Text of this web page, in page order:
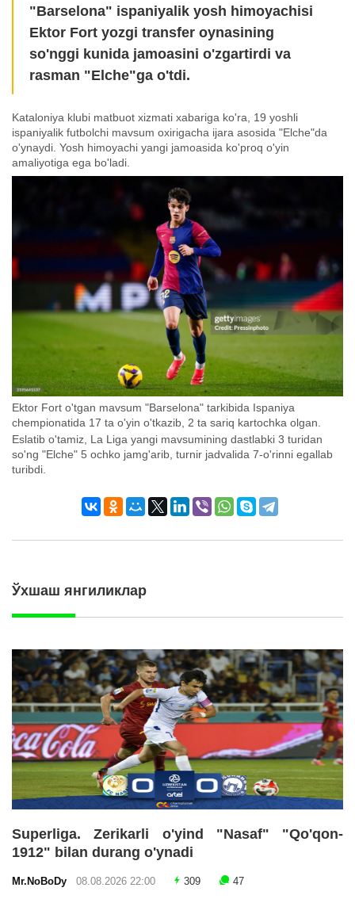
"Barselona" ispaniyalik yosh himoyachisi
Ektor Fort yozgi transfer oynasining
so'nggi kunida jamoasini o'zgartirdi va
rasman "Elche"ga o'tdi.
Kataloniya klubi matbuot xizmati xabariga ko'ra, 19 yoshli
ispaniyalik futbolchi mavsum oxirigacha ijara asosida "Elche"da
o'ynaydi. Yosh himoyachi yangi jamoasida ko'proq o'yin
amaliyotiga ega bo'ladi.
Ektor Fort o'tgan mavsum "Barselona" tarkibida Ispaniya
chempionatida 17 ta o'yin o'tkazib, 2 ta sariq kartochka olgan.
Eslatib o'tamiz, La Liga yangi mavsumining dastlabki 3 turidan
so'ng "Elche" 5 ochko jamg'arib, turnir jadvalida 7-o'rinni egallab
turibdi.
Ўхшаш янгиликлар
Superliga. Zerikarli o'yind "Nasaf" "Qo'qon-
1912" bilan durang o'ynadi
Mr.NoBoDy 08.08.2026 22:00 309 47